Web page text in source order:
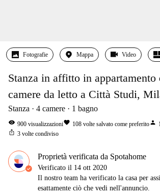
Fotografie Mappa Video
Stanza in affitto in appartamento
camere da letto a Città Studi,
Stanza 4 camere 1 bagno
visibility 900 visualizzazionifavorite 108 volte salvato come preferitoperson
ios_share 3 volte condiviso
Proprietà verificata da Spotahome
Verificato il 14 ott 2020
Il nostro team ha verificato la casa per
esattamente ciò che vedi nell'annuncio.